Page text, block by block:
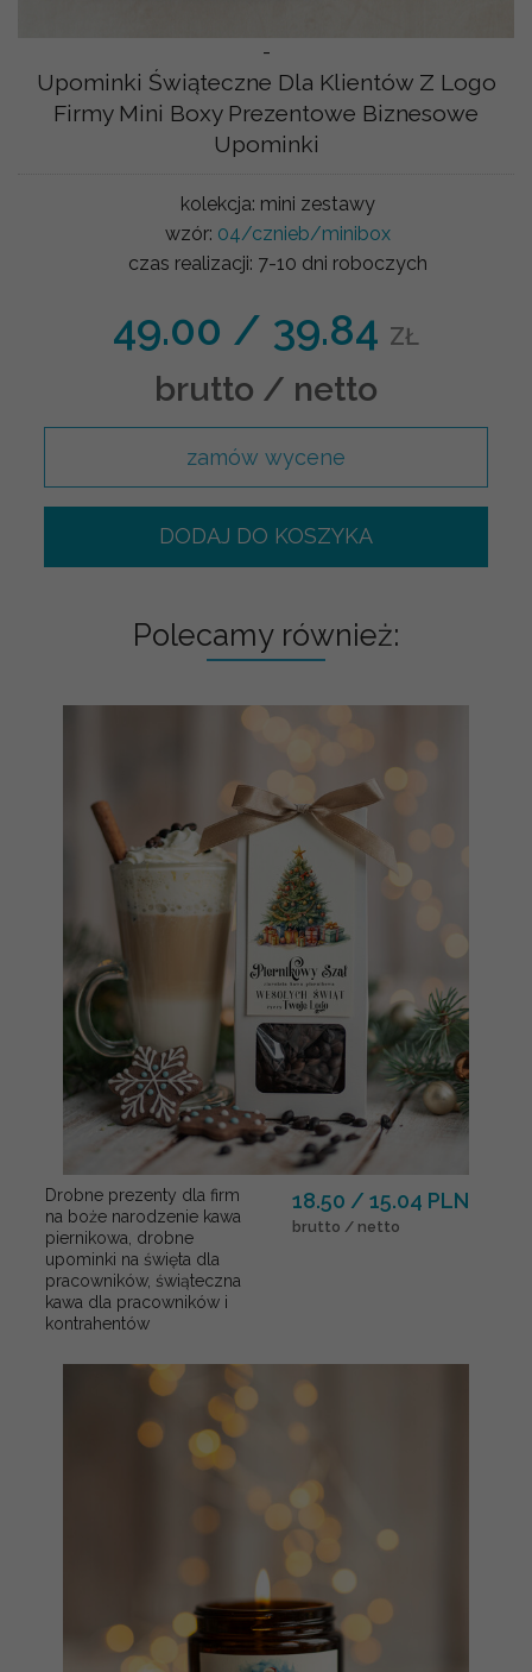
-
Upominki Świąteczne Dla Klientów Z Logo
Firmy Mini Boxy Prezentowe Biznesowe
Upominki
kolekcja: mini zestawy
wzór: 04/cznieb/minibox
czas realizacji: 7-10 dni roboczych
49.00 / 39.84 ZŁ
brutto / netto
zamów wycene
DODAJ DO KOSZYKA
Polecamy również:
Drobne prezenty dla firm
na boże narodzenie kawa
piernikowa, drobne
upominki na święta dla
pracowników, świąteczna
kawa dla pracowników i
kontrahentów
18.50 / 15.04 PLN
brutto / netto